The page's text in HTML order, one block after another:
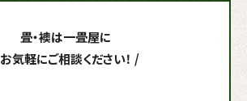
畳・襖は一畳屋に
お気軽にご相談ください！ /